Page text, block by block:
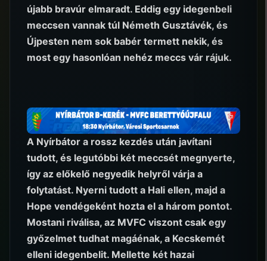
újabb bravúr elmaradt. Eddig egy idegenbeli
meccsen vannak túl Németh Gusztávék, és
Újpesten nem sok babér termett nekik, és
most egy hasonlóan nehéz meccs vár rájuk.
A Nyírbátor a rossz kezdés után javítani
tudott, és legutóbbi két meccsét megnyerte,
így az előkelő negyedik helyről várja a
folytatást. Nyerni tudott a Hali ellen, majd a
Hope vendégeként hozta el a három pontot.
Mostani riválisa, az MVFC viszont csak egy
győzelmet tudhat magáénak, a Kecskemét
elleni idegenbelit. Mellette két hazai